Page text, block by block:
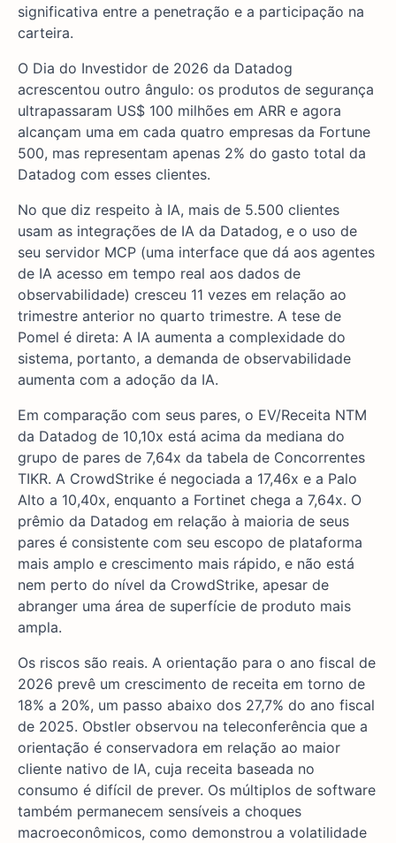
significativa entre a penetração e a participação na
carteira.
O Dia do Investidor de 2026 da Datadog
acrescentou outro ângulo: os produtos de segurança
ultrapassaram US$ 100 milhões em ARR e agora
alcançam uma em cada quatro empresas da Fortune
500, mas representam apenas 2% do gasto total da
Datadog com esses clientes.
No que diz respeito à IA, mais de 5.500 clientes
usam as integrações de IA da Datadog, e o uso de
seu servidor MCP (uma interface que dá aos agentes
de IA acesso em tempo real aos dados de
observabilidade) cresceu 11 vezes em relação ao
trimestre anterior no quarto trimestre. A tese de
Pomel é direta: A IA aumenta a complexidade do
sistema, portanto, a demanda de observabilidade
aumenta com a adoção da IA.
Em comparação com seus pares, o EV/Receita NTM
da Datadog de 10,10x está acima da mediana do
grupo de pares de 7,64x da tabela de Concorrentes
TIKR. A CrowdStrike é negociada a 17,46x e a Palo
Alto a 10,40x, enquanto a Fortinet chega a 7,64x. O
prêmio da Datadog em relação à maioria de seus
pares é consistente com seu escopo de plataforma
mais amplo e crescimento mais rápido, e não está
nem perto do nível da CrowdStrike, apesar de
abranger uma área de superfície de produto mais
ampla.
Os riscos são reais. A orientação para o ano fiscal de
2026 prevê um crescimento de receita em torno de
18% a 20%, um passo abaixo dos 27,7% do ano fiscal
de 2025. Obstler observou na teleconferência que a
orientação é conservadora em relação ao maior
cliente nativo de IA, cuja receita baseada no
consumo é difícil de prever. Os múltiplos de software
também permanecem sensíveis a choques
macroeconômicos, como demonstrou a volatilidade